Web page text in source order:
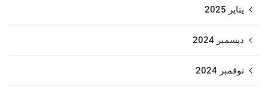
يناير 2025
ديسمبر 2024
نوفمبر 2024